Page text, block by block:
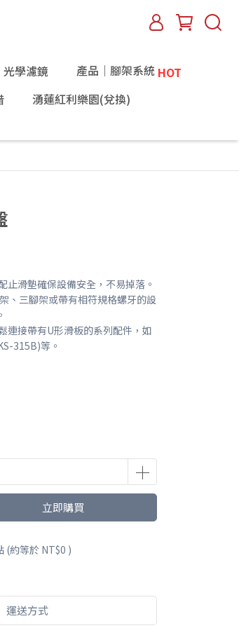
光學濾鏡 產品｜腳架系統HOT
湧蓮紅利樂園(兌換)
滑墊確保設備安全，不易掉落。
、三腳架或帶有相符規格螺牙的設
連接帶有U形滑板的系列配件，如
315B)等。
立即購買
(約等於NT$0 )
運送方式